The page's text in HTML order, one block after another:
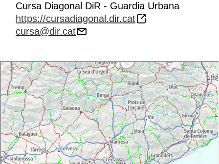
Cursa Diagonal DiR - Guardia Urbana
https://cursadiagonal.dir.cat
cursa@dir.cat